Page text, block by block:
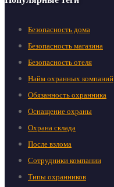
Безопасность дома
Безопасность магазина
Безопасность отеля
Найм охранных компаний
Обязанность охранника
Оснащение охраны
Охрана склада
После взлома
Сотрудники компании
Типы охранников